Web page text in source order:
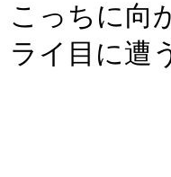
こっちに向
ライ目に遭